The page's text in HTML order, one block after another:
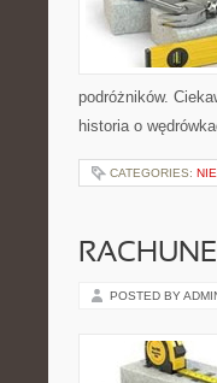
podróżników.
historia o
CATEGORIES:
POSTED BY